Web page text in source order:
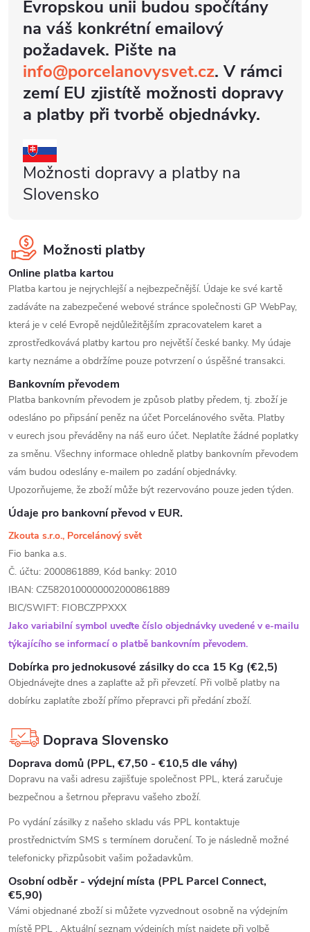
Evropskou unii budou spočítány
na váš konkrétní emailový
požadavek. Pište na
info@porcelanovysvet.cz. V rámci
zemí EU zjistítě možnosti dopravy
a platby při tvorbě objednávky.
Možnosti dopravy a platby na
Slovensko
Možnosti platby
Online platba kartou
Platba kartou je nejrychlejší a nejbezpečnější. Údaje ke své kartě
zadáváte na zabezpečené webové stránce společnosti GP WebPay,
která je v celé Evropě nejdůležitějším zpracovatelem karet a
zprostředkovává platby kartou pro největší české banky. My údaje
karty neznáme a obdržíme pouze potvrzení o úspěšné transakci.
Bankovním převodem
Platba bankovním převodem je způsob platby předem, tj. zboží je
odesláno po připsání peněz na účet Porcelánového světa. Platby
v eurech jsou převáděny na náš euro účet. Neplatíte žádné poplatky
za směnu. Všechny informace ohledně platby bankovním převodem
vám budou odeslány e-mailem po zadání objednávky.
Upozorňujeme, že zboží může být rezervováno pouze jeden týden.
Údaje pro bankovní převod v EUR.
Zkouta s.r.o., Porcelánový svět
Fio banka a.s.
Č. účtu: 2000861889, Kód banky: 2010
IBAN: CZ5820100000002000861889
BIC/SWIFT: FIOBCZPPXXX
Jako variabilní symbol uveďte číslo objednávky uvedené v e-mailu
týkajícího se informací o platbě bankovním převodem.
Dobírka pro jednokusové zásilky do cca 15 Kg (€2,5)
Objednávejte dnes a zaplaťte až při převzetí. Při volbě platby na
dobírku zaplatíte zboží přímo přepravci při předání zboží.
Doprava Slovensko
Doprava domů (PPL, €7,50 - €10,5 dle váhy)
Dopravu na vaši adresu zajišťuje společnost PPL, která zaručuje
bezpečnou a šetrnou přepravu vašeho zboží.
Po vydání zásilky z našeho skladu vás PPL kontaktuje
prostřednictvím SMS s termínem doručení. To je následně možné
telefonicky přizpůsobit vašim požadavkům.
Osobní odběr - výdejní místa (PPL Parcel Connect,
€5,90)
Vámi objednané zboží si můžete vyzvednout osobně na výdejním
místě PPL . Aktuální seznam výdejních míst najdete při volbě